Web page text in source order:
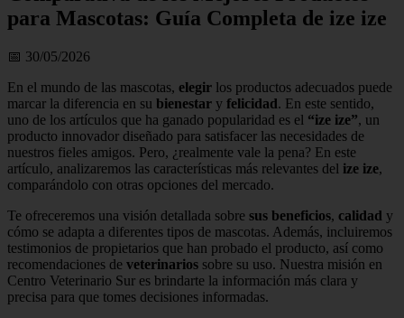
para Mascotas: Guía Completa de ize ize
📅 30/05/2026
En el mundo de las mascotas, elegir los productos adecuados puede
marcar la diferencia en su bienestar y felicidad. En este sentido,
uno de los artículos que ha ganado popularidad es el “ize ize”, un
producto innovador diseñado para satisfacer las necesidades de
nuestros fieles amigos. Pero, ¿realmente vale la pena? En este
artículo, analizaremos las características más relevantes del ize ize,
comparándolo con otras opciones del mercado.
Te ofreceremos una visión detallada sobre sus beneficios, calidad y
cómo se adapta a diferentes tipos de mascotas. Además, incluiremos
testimonios de propietarios que han probado el producto, así como
recomendaciones de veterinarios sobre su uso. Nuestra misión en
Centro Veterinario Sur es brindarte la información más clara y
precisa para que tomes decisiones informadas.